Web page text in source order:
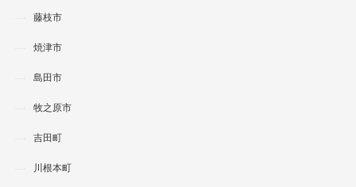
藤枝市
焼津市
島田市
牧之原市
吉田町
川根本町